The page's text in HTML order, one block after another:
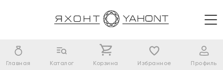
Главная Каталог Корзина Избранное Профиль